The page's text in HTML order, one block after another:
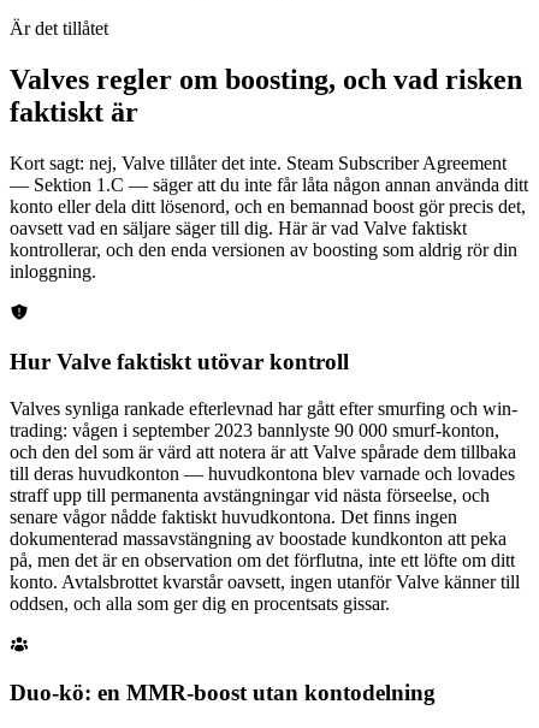
Är det tillåtet
Valves regler om boosting, och vad risken
faktiskt är
Kort sagt: nej, Valve tillåter det inte. Steam Subscriber Agreement
— Sektion 1.C — säger att du inte får låta någon annan använda ditt
konto eller dela ditt lösenord, och en bemannad boost gör precis det,
oavsett vad en säljare säger till dig. Här är vad Valve faktiskt
kontrollerar, och den enda versionen av boosting som aldrig rör din
inloggning.
Hur Valve faktiskt utövar kontroll
Valves synliga rankade efterlevnad har gått efter smurfing och win-
trading: vågen i september 2023 bannlyste 90 000 smurf-konton,
och den del som är värd att notera är att Valve spårade dem tillbaka
till deras huvudkonton — huvudkontona blev varnade och lovades
straff upp till permanenta avstängningar vid nästa förseelse, och
senare vågor nådde faktiskt huvudkontona. Det finns ingen
dokumenterad massavstängning av boostade kundkonton att peka
på, men det är en observation om det förflutna, inte ett löfte om ditt
konto. Avtalsbrottet kvarstår oavsett, ingen utanför Valve känner till
oddsen, och alla som ger dig en procentsats gissar.
Duo-kö: en MMR-boost utan kontodelning